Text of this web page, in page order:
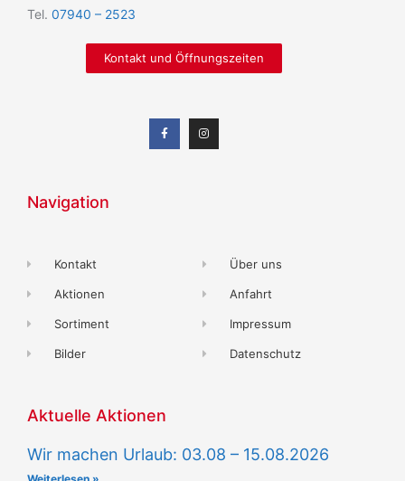
Tel. 07940 – 2523
Kontakt und Öffnungszeiten
Navigation
Kontakt
Aktionen
Sortiment
Bilder
Über uns
Anfahrt
Impressum
Datenschutz
Aktuelle Aktionen
Wir machen Urlaub: 03.08 – 15.08.2026